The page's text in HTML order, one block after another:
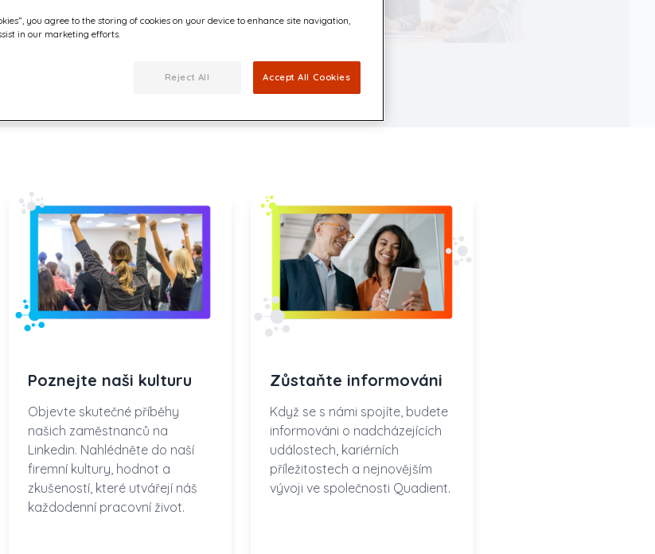
Poznejte naši kulturu
Objevte skutečné příběhy
našich zaměstnanců na
Linkedin. Nahlédněte do naší
firemní kultury, hodnot a
zkušeností, které utvářejí náš
každodenní pracovní život.
Zůstaňte informováni
Když se s námi spojíte, budete
informováni o nadcházejících
událostech, kariérních
příležitostech a nejnovějším
vývoji ve společnosti Quadient.
you agree to the storing of cookies on your device to enhance site navigation,
in our marketing efforts.
Reject All Accept All Cookies